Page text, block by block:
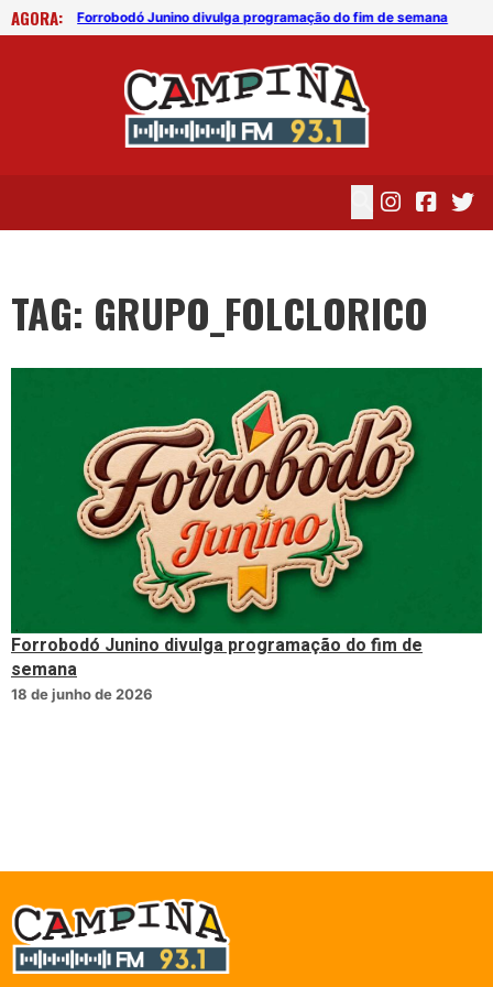
AGORA:
semana Forrobodó Junino divulga programação do fim de semana
TAG: GRUPO_FOLCLORICO
Forrobodó Junino divulga programação do fim de
semana
18 de junho de 2026